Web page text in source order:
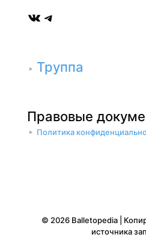
ВКонтакте
Telegram
Труппа
Правовые
Политика
© 2026 Balletopedia |
источника